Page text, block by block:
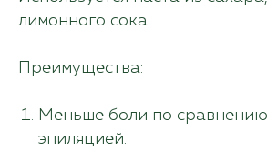
лимонного сока.
Преимущества:
Меньше боли по сравнению
эпиляцией.